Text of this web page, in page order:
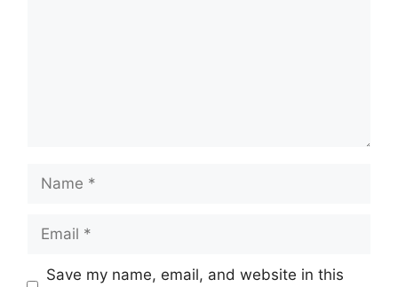
Name
Email
Website
Save my name, email, and website in this